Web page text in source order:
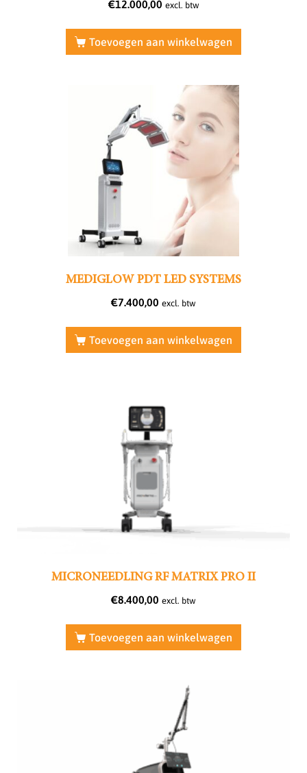
€12.000,00 excl. btw
Toevoegen aan winkelwagen
MEDIGLOW PDT LED SYSTEMS
€7.400,00 excl. btw
Toevoegen aan winkelwagen
MICRONEEDLING RF MATRIX PRO II
€8.400,00 excl. btw
Toevoegen aan winkelwagen